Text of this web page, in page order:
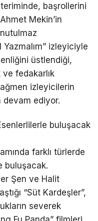
başrollerini
Mekin’in
izleyiciyle
üstlendiği,
ve fedakarlık
izleyicilerin
devam ediyor.
buluşacak
farklı türlerde
buluşacak.
Şen ve Halit
“Süt Kardeşler”,
severek